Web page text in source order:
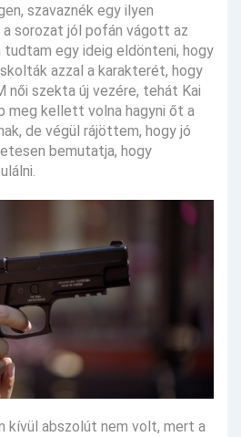
szavaznék egy ilyen
a sorozat jól pofán vágott az
egy ideig eldönteni, hogy
azzal a karakterét, hogy
női szekta új vezére, tehát Kai
meg kellett volna hagyni őt a
de végül rájöttem, hogy jó
bemutatja, hogy
kívül abszolút nem volt, mert a